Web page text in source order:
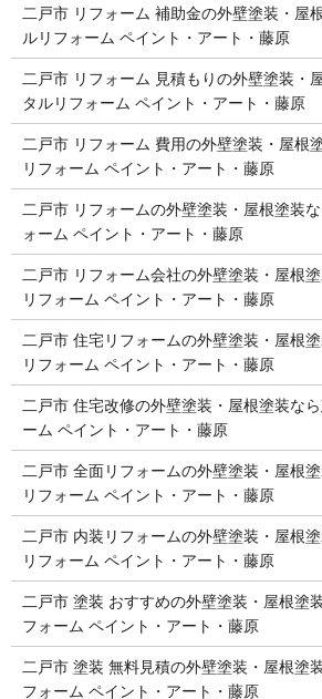
二戸市 リフォーム 補助金の外壁塗装・屋
ルリフォーム ペイント・アート・藤原
二戸市 リフォーム 見積もりの外壁塗装・
タルリフォーム ペイント・アート・藤原
二戸市 リフォーム 費用の外壁塗装・屋根
リフォーム ペイント・アート・藤原
二戸市 リフォームの外壁塗装・屋根塗装
ォーム ペイント・アート・藤原
二戸市 リフォーム会社の外壁塗装・屋根
リフォーム ペイント・アート・藤原
二戸市 住宅リフォームの外壁塗装・屋根
リフォーム ペイント・アート・藤原
二戸市 住宅改修の外壁塗装・屋根塗装な
ーム ペイント・アート・藤原
二戸市 全面リフォームの外壁塗装・屋根
リフォーム ペイント・アート・藤原
二戸市 内装リフォームの外壁塗装・屋根
リフォーム ペイント・アート・藤原
二戸市 塗装 おすすめの外壁塗装・屋根塗
フォーム ペイント・アート・藤原
二戸市 塗装 無料見積の外壁塗装・屋根塗
フォーム ペイント・アート・藤原